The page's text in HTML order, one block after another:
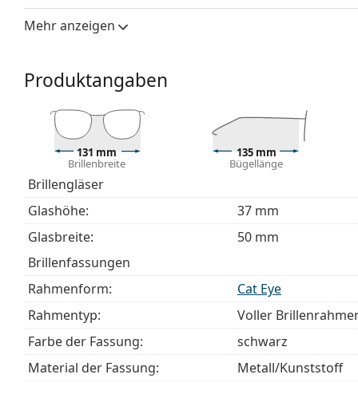
Gläser mit höherer optischer Leistung.
Zubehör
Entdecken Sie das gesamte Sortiment der
unserenBrillen-Ratgeber
, wenn Sie Hilfe bei der
Es ist ein Medizinprodukt. Lesen Sie vor dem
Mehr anzeigen
Produktangaben
131 mm
Brillenbreite
135 mm
Bügellänge
Brillengläser
Glashöhe:
37 mm
Glasbreite:
50 mm
Brillenfassungen
Rahmenform:
Cat Eye
Rahmentyp:
Voller
Farbe der Fassung:
schwarz
Material der Fassung:
Metall/Kunststoff